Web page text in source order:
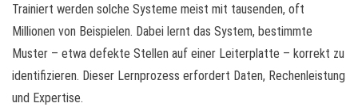
Trainiert werden solche Systeme meist mit tausenden, oft
Millionen von Beispielen. Dabei lernt das System, bestimmte
Muster – etwa defekte Stellen auf einer Leiterplatte – korrekt zu
identifizieren. Dieser Lernprozess erfordert Daten, Rechenleistung
und Expertise.